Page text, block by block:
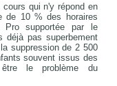
cours qui n'y répond en
de 10 % des horaires
Pro supportée par le
pas superbement
suppression de 2 500
souvent issus des
le problème du